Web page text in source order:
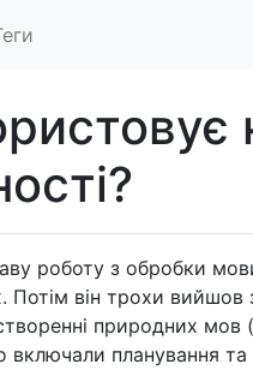
роботу з обробки
він трохи вийшов
природних мов
включали планування